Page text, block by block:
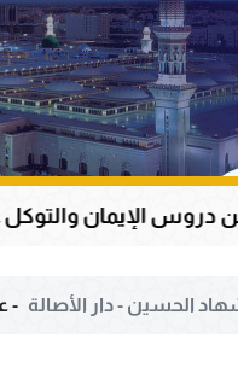
والتوكل على الله
الحسين - دار الأصالة -